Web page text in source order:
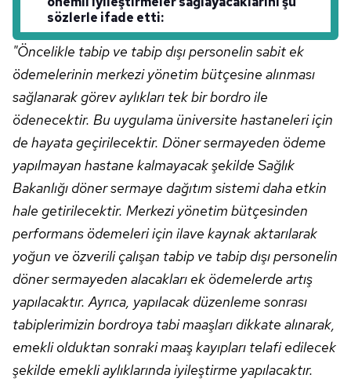
verileriniz işlenmekte olup gerekli olan çerezler bilgi
toplumu hizmetlerinin sunulması amacıyla
kullanılmaktadır. Diğer çerezler, sitemizin daha işlevsel
kılınması ve kişiselleştirilmesi ve sizlere yönelik
reklam/pazarlama faaliyetlerinin yapılması, amaçlarıyla
sınırlı olarak açık rızanız dahilinde kullanılacaktır.
Çerezlere ilişkin tercihlerinizi aşağıda yer alan panel
vasıtasıyla belirleyebilirsiniz. Çerezlere ilişkin detaylı bilgi
için Ayarlar butonuna tıklayabilir,Çerez Bilgilendirme
Metnimizi ziyaret edebilirsiniz.
6698 sayılı Kişisel Verilerin Korunması Kanunu uyarınca
hazırlanmış Aydınlatma Metnimizi okumak ve sitemizde
ilgili mevzuata uygun olarak kullanılan çerezlerle ilgili bilgi
almak için lütfentıklayınız.
sözlerle ifade etti:
"Öncelikle tabip ve tabip dışı personelin sabit ek
ödemelerinin merkezi yönetim bütçesine alınması
sağlanarak görev aylıkları tek bir bordro ile
ödenecektir. Bu uygulama üniversite hastaneleri için
de hayata geçirilecektir. Döner sermayeden ödeme
yapılmayan hastane kalmayacak şekilde Sağlık
Bakanlığı döner sermaye dağıtım sistemi daha etkin
hale getirilecektir. Merkezi yönetim bütçesinden
performans ödemeleri için ilave kaynak aktarılarak
yoğun ve özverili çalışan tabip ve tabip dışı personelin
döner sermayeden alacakları ek ödemelerde artış
yapılacaktır. Ayrıca, yapılacak düzenleme sonrası
tabiplerimizin bordroya tabi maaşları dikkate alınarak,
emekli olduktan sonraki maaş kayıpları telafi edilecek
şekilde emekli aylıklarında iyileştirme yapılacaktır.